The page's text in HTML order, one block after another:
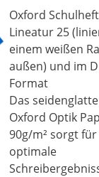
mit dem EU-
Oxford
Lineatur 25
einem weißen
außen) und im
Format
Das seidenglatte
Oxford Optik
90g/m² sorgt für
optimale